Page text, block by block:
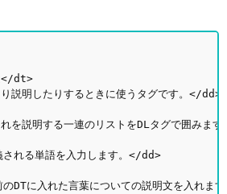
</dt>
説明したりするときに使うタグです。</dd>
を説明する一連のリストをDLタグで囲みま
れる単語を入力します。</dd>
DTに入れた言葉についての説明文を入れま